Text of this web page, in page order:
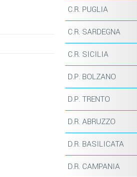
C.R. PUGLIA
C.R. SARDEGNA
C.R. SICILIA
D.P. BOLZANO
D.P. TRENTO
D.R. ABRUZZO
D.R. BASILICATA
D.R. CAMPANIA